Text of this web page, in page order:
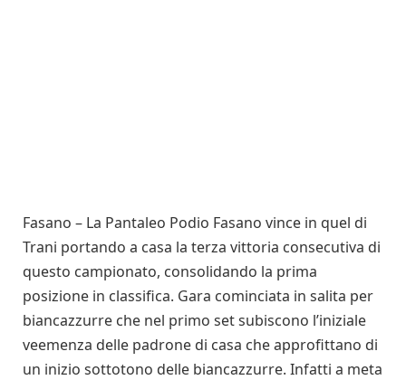
Fasano – La Pantaleo Podio Fasano vince in quel di
Trani portando a casa la terza vittoria consecutiva di
questo campionato, consolidando la prima
posizione in classifica. Gara cominciata in salita per
biancazzurre che nel primo set subiscono l’iniziale
veemenza delle padrone di casa che approfittano di
un inizio sottotono delle biancazzurre. Infatti a meta